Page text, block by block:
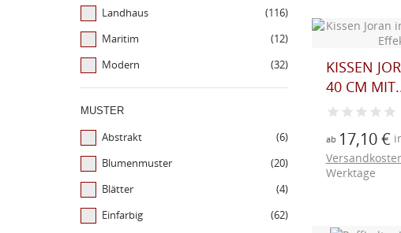
Landhaus
(116)
Maritim
(12)
Modern
(32)
MUSTER
Abstrakt
(6)
Blumenmuster
(20)
Blätter
(4)
Einfarbig
(62)
KISSEN
40 CM
ab 17,10 €
Werktage